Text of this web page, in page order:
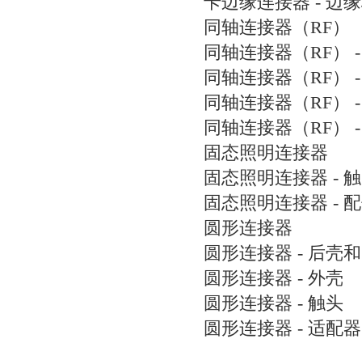
同轴连接器（RF）
同轴连接器（RF）
同轴连接器（RF）
同轴连接器（RF）
同轴连接器（RF）
固态照明连接器
固态照明连接器 -
固态照明连接器 -
圆形连接器
圆形连接器 - 后壳
圆形连接器 - 外壳
圆形连接器 - 触头
圆形连接器 - 适配器